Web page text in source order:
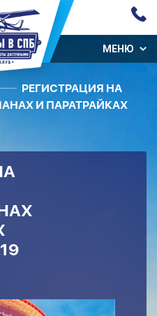
МЕНЮ
РЕГИСТРАЦИЯ НА
И ПАРАТРАЙКАХ